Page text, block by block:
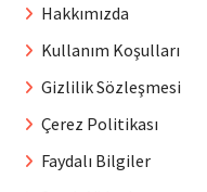
Hakkımızda
Kullanım Koşulları
Gizlilik Sözleşmesi
Çerez Politikası
Faydalı Bilgiler